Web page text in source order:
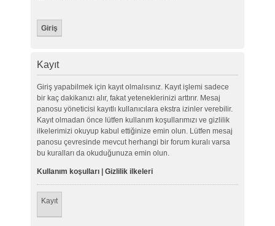
Kayıt
Giriş yapabilmek için kayıt olmalısınız. Kayıt işlemi sadece
bir kaç dakikanızı alır, fakat yeteneklerinizi arttırır. Mesaj
panosu yöneticisi kayıtlı kullanıcılara ekstra izinler verebilir.
Kayıt olmadan önce lütfen kullanım koşullarımızı ve gizlilik
ilkelerimizi okuyup kabul ettiğinize emin olun. Lütfen mesaj
panosu çevresinde mevcut herhangi bir forum kuralı varsa
bu kuralları da okuduğunuza emin olun.
Kullanım koşulları| Gizlilik ilkeleri
Kayıt